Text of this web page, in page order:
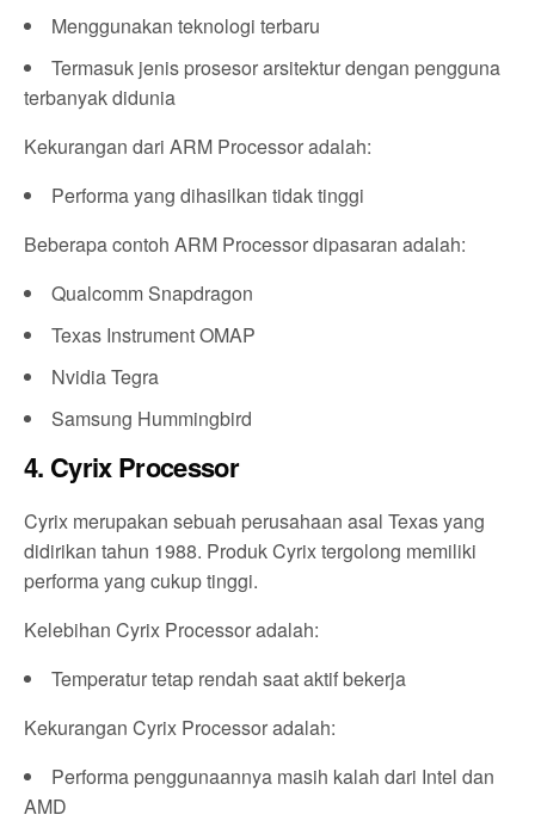
Menggunakan teknologi terbaru
Termasuk jenis prosesor arsitektur dengan pengguna
terbanyak didunia
Kekurangan dari ARM Processor adalah:
Performa yang dihasilkan tidak tinggi
Beberapa contoh ARM Processor dipasaran adalah:
Qualcomm Snapdragon
Texas Instrument OMAP
Nvidia Tegra
Samsung Hummingbird
4. Cyrix Processor
Cyrix merupakan sebuah perusahaan asal Texas yang
didirikan tahun 1988. Produk Cyrix tergolong memiliki
performa yang cukup tinggi.
Kelebihan Cyrix Processor adalah:
Temperatur tetap rendah saat aktif bekerja
Kekurangan Cyrix Processor adalah:
Performa penggunaannya masih kalah dari Intel dan
AMD